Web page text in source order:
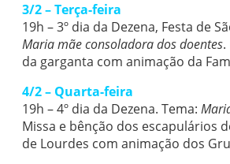
3/2 – Terça-feira
19h – 3º dia da Dezena, Festa de
Maria mãe consoladora dos doentes.
da garganta com animação da
4/2 – Quarta-feira
19h – 4º dia da Dezena. Tema:
Missa e bênção dos escapulários
de Lourdes com animação dos